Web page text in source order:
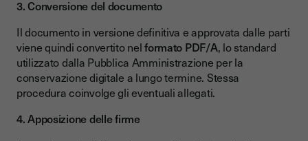
3. Conversione del documento
Il documento in versione definitiva e approvata dalle parti
viene quindi convertito nelformato PDF/A, lo standard
utilizzato dalla Pubblica Amministrazione per la
conservazione digitale a lungo termine. Stessa
procedura coinvolge gli eventuali allegati.
4. Apposizione delle firme